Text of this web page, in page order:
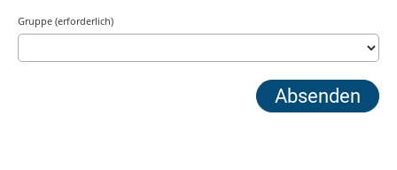
Gruppe (erforderlich)